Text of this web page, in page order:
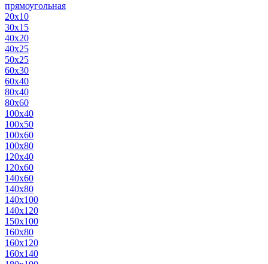
прямоугольная
20х10
30х15
40х20
40х25
50х25
60х30
60х40
80х40
80х60
100х40
100х50
100х60
100х80
120х40
120х60
140х60
140х80
140х100
140х120
150х100
160х80
160х120
160х140